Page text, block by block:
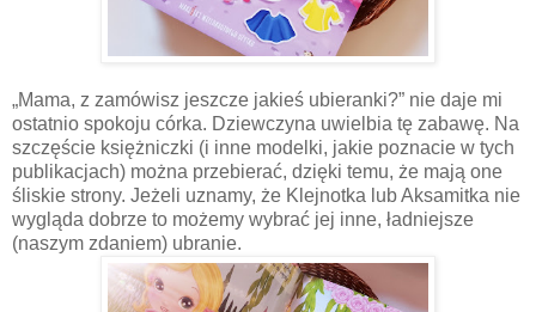
„Mama, z zamówisz jeszcze jakieś ubieranki?” nie daje mi
ostatnio spokoju córka. Dziewczyna uwielbia tę zabawę. Na
szczęście księżniczki (i inne modelki, jakie poznacie w tych
publikacjach) można przebierać, dzięki temu, że mają one
śliskie strony. Jeżeli uznamy, że Klejnotka lub Aksamitka nie
wygląda dobrze to możemy wybrać jej inne, ładniejsze
(naszym zdaniem) ubranie.